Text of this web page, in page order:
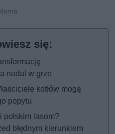
nadal w grze
kotłów mogą
popytu
polskim lasom?
błędnym kierunkiem